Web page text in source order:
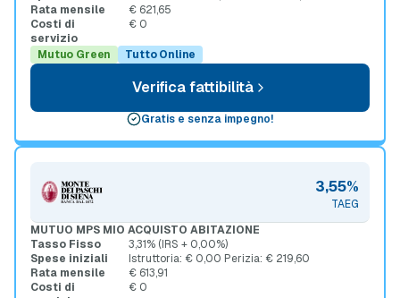
Rata mensile
€ 621,65
Costi di
servizio
€ 0
Mutuo Green Tutto Online
Verifica fattibilità
Gratis e senza impegno!
3,55%
TAEG
MUTUO MPS MIO ACQUISTO ABITAZIONE
Tasso Fisso
3,31% (IRS + 0,00%)
Spese iniziali
Istruttoria: € 0,00 Perizia: € 219,60
Rata mensile
€ 613,91
Costi di
€ 0